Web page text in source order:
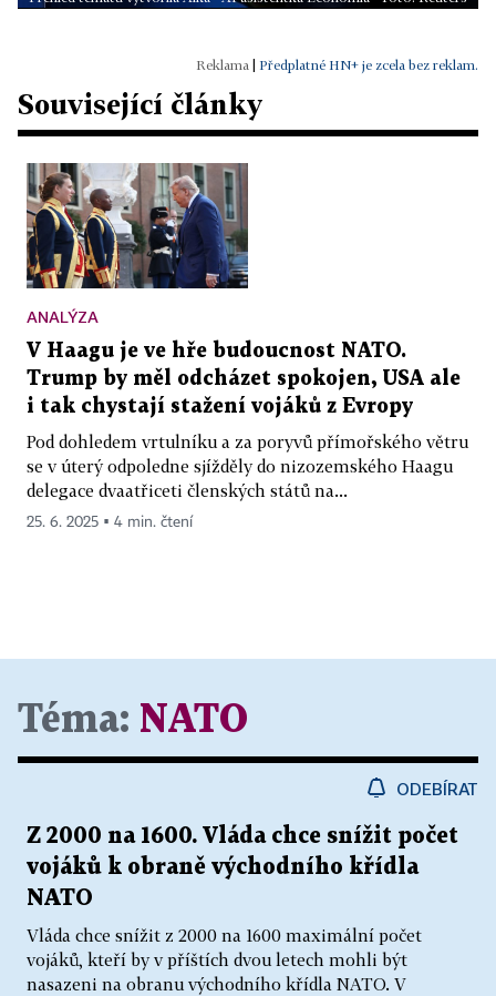
Předplatné HN+ je zcela bez reklam.
Související články
ANALÝZA
V Haagu je ve hře budoucnost NATO.
Trump by měl odcházet spokojen, USA ale
i tak chystají stažení vojáků z Evropy
Pod dohledem vrtulníku a za poryvů přímořského větru
se v úterý odpoledne sjížděly do nizozemského Haagu
delegace dvaatřiceti členských států na...
25. 6. 2025 ▪ 4 min. čtení
Téma: NATO
ODEBÍRAT
Z 2000 na 1600. Vláda chce snížit počet
vojáků k obraně východního křídla
NATO
Vláda chce snížit z 2000 na 1600 maximální počet
vojáků, kteří by v příštích dvou letech mohli být
nasazeni na obranu východního křídla NATO. V